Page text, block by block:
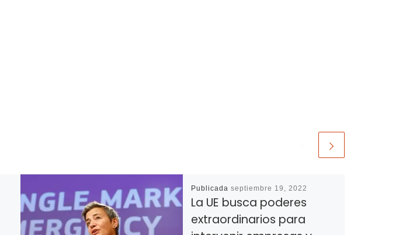
Publicada septiembre 19, 2022
La UE busca poderes
extraordinarios para